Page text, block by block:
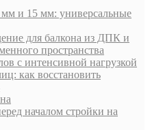
и 15 мм: универсальные
для балкона из ДПК и
пространства
с интенсивной нагрузкой
как восстановить
началом стройки на